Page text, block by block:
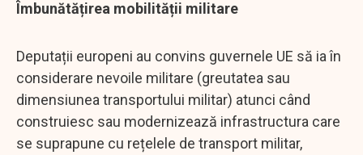
Îmbunătățirea mobilității militare
Deputații europeni au convins guvernele UE să ia în
considerare nevoile militare (greutatea sau
dimensiunea transportului militar) atunci când
construiesc sau modernizează infrastructura care
se suprapune cu rețelele de transport militar,